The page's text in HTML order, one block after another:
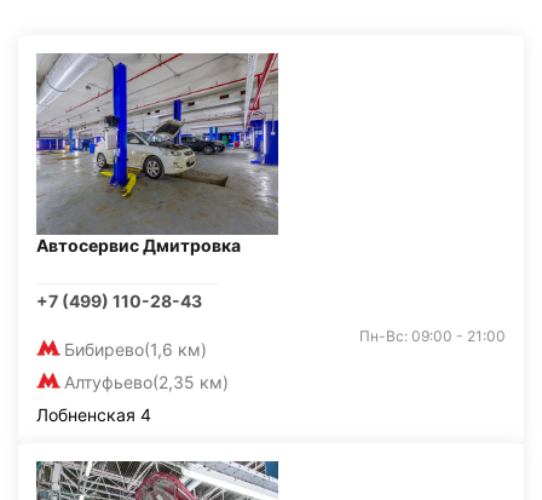
Автосервис Дмитровка
+7 (499) 110-28-43
Бибирево(1,6 км)
Алтуфьево(2,35 км)
Пн-Вс: 09:00 - 21:00
Лобненская 4